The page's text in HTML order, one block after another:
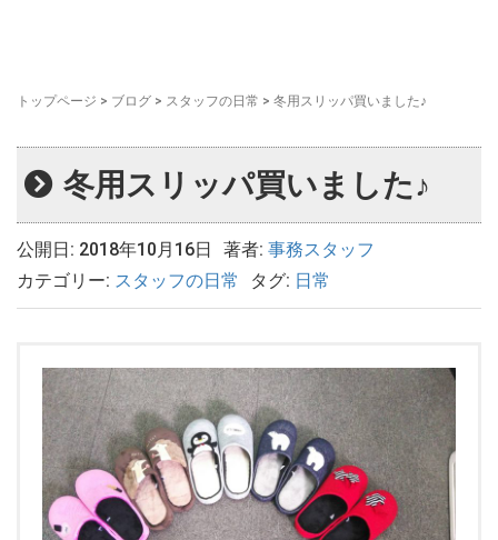
トップページ > ブログ > スタッフの日常 > 冬用スリッパ買いました♪
冬用スリッパ買いました♪
公開日: 2018年10月16日 著者: 事務スタッフ
カテゴリー: スタッフの日常 タグ: 日常